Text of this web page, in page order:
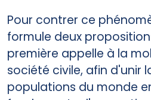
Pour contrer ce
formule deux
première appelle à la
société civile, afin d'unir
populations du monde